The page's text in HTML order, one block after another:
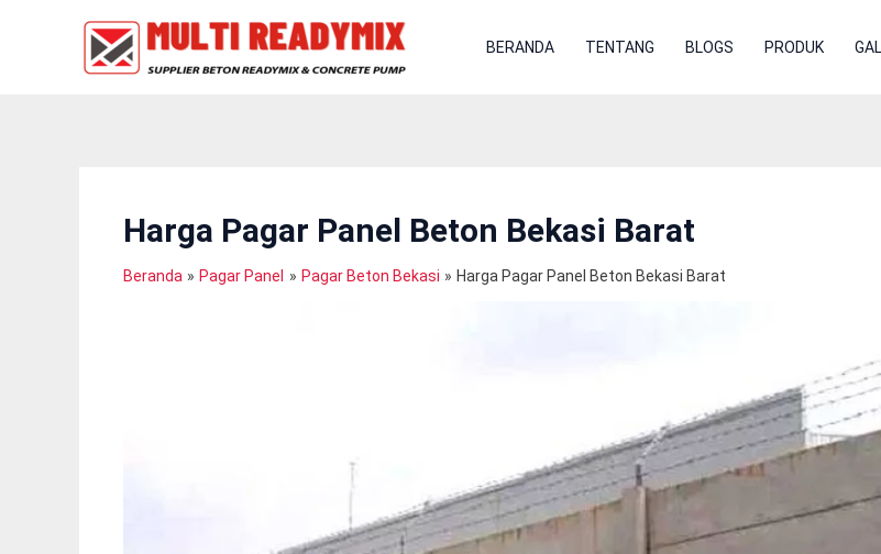
BERANDA TENTANG BLOGS PRODUK
Harga Pagar Panel Beton Bekasi Barat
Beranda Pagar Panel Pagar Beton Bekasi Harga Pagar Panel Beton Bekasi Barat